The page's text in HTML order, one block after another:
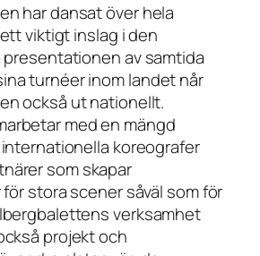
har dansat över hela
viktigt inslag i den
av samtida
turnéer inom landet når
också ut nationellt.
med en mängd
koreografer
som skapar
stora scener såväl som för
verksamhet
projekt och